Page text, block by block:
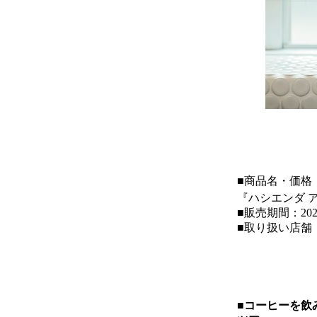
■商品名・価格
『ハシエンダ
■販売期間：
■取り扱い店舗
■コーヒーを飲